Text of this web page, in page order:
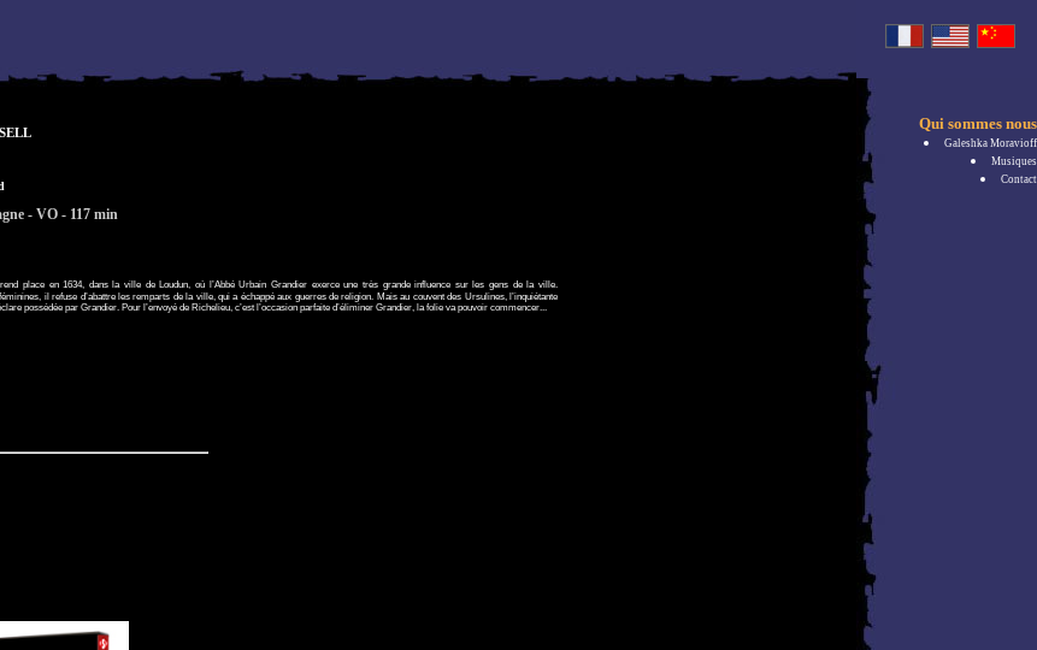
- VO - 117 min
place en 1634, dans la ville de Loudun, où l’Abbé Urbain Grandier exerce une très grande influence sur les gens de la ville.
il refuse d’abattre les remparts de la ville, qui a échappé aux guerres de religion. Mais au couvent des Ursulines, l’inquiétante
possédée par Grandier. Pour l’envoyé de Richelieu, c’est l’occasion parfaite d’éliminer Grandier, la folie va pouvoir commencer...
Qui sommes nous
Galeshka Moravioff
Musiques
Contact